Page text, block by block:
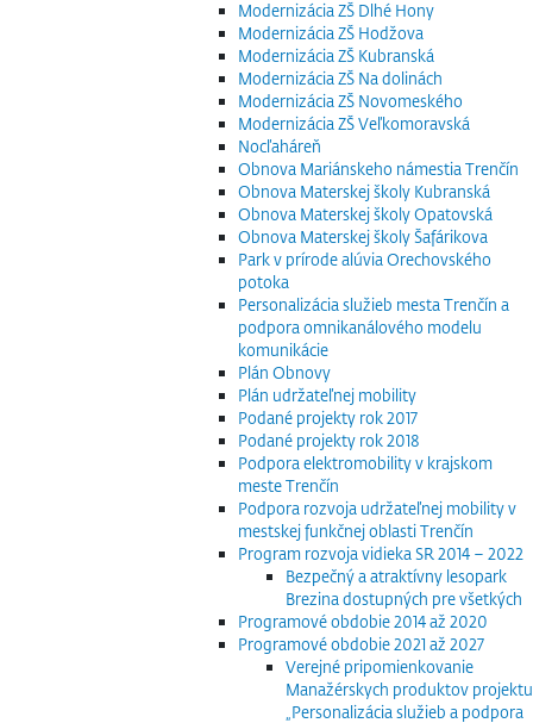
Modernizácia ZŠ Dlhé Hony
Modernizácia ZŠ Hodžova
Modernizácia ZŠ Kubranská
Modernizácia ZŠ Na dolinách
Modernizácia ZŠ Novomeského
Modernizácia ZŠ Veľkomoravská
Nocľaháreň
Obnova Mariánskeho námestia Trenčín
Obnova Materskej školy Kubranská
Obnova Materskej školy Opatovská
Obnova Materskej školy Šafárikova
Park v prírode alúvia Orechovského
potoka
Personalizácia služieb mesta Trenčín a
podpora omnikanálového modelu
komunikácie
Plán Obnovy
Plán udržateľnej mobility
Podané projekty rok 2017
Podané projekty rok 2018
Podpora elektromobility v krajskom
meste Trenčín
Podpora rozvoja udržateľnej mobility v
mestskej funkčnej oblasti Trenčín
Program rozvoja vidieka SR 2014 – 2022
Bezpečný a atraktívny lesopark
Brezina dostupných pre všetkých
Programové obdobie 2014 až 2020
Programové obdobie 2021 až 2027
Verejné pripomienkovanie
Manažérskych produktov projektu
„Personalizácia služieb a podpora